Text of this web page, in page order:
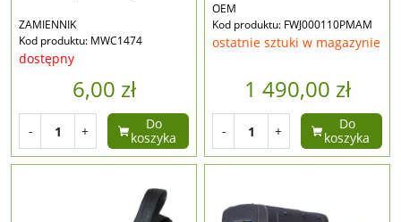
ZAMIENNIK
Kod produktu: MWC1474
dostępny
6,00 zł
- +
Do
koszyka
OEM
Kod produktu: FWJ000110PMAM
ostatnie sztuki w magazynie
1 490,00 zł
- +
Do
koszyka